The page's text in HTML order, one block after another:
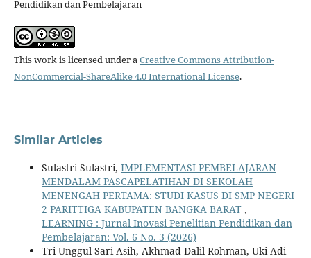
Pendidikan dan Pembelajaran
This work is licensed under aCreative Commons Attribution-
NonCommercial-ShareAlike 4.0 International License.
Similar Articles
Sulastri Sulastri, IMPLEMENTASI PEMBELAJARAN
MENDALAM PASCAPELATIHAN DI SEKOLAH
MENENGAH PERTAMA: STUDI KASUS DI SMP NEGERI
2 PARITTIGA KABUPATEN BANGKA BARAT ,
LEARNING : Jurnal Inovasi Penelitian Pendidikan dan
Pembelajaran: Vol. 6 No. 3 (2026)
Tri Unggul Sari Asih, Akhmad Dalil Rohman, Uki Adi